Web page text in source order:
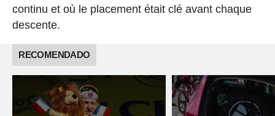
continu et où le placement était clé avant chaque
descente.
RECOMENDADO